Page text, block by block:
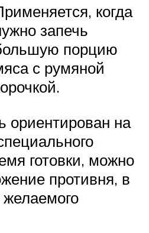
когда
запечь
порцию
с румяной
ориентирован на
готовки, можно
противня, в